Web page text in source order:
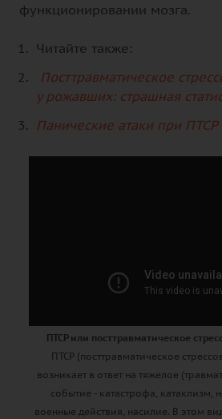
функционировании мозга.
Читайте также:
Посттравматическое
у рожавших: страшная
Панические атаки при ПТСР
ПТСР или посттравматическое
ПТСР (посттравматическое
возникает в ответ на тяжелое
событие - катастрофа, катаклизм,
военные действия, насилие. В этом